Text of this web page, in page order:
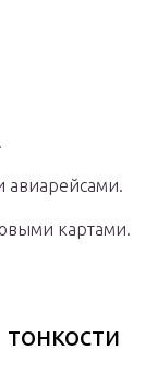
авиарейсами.
картами.